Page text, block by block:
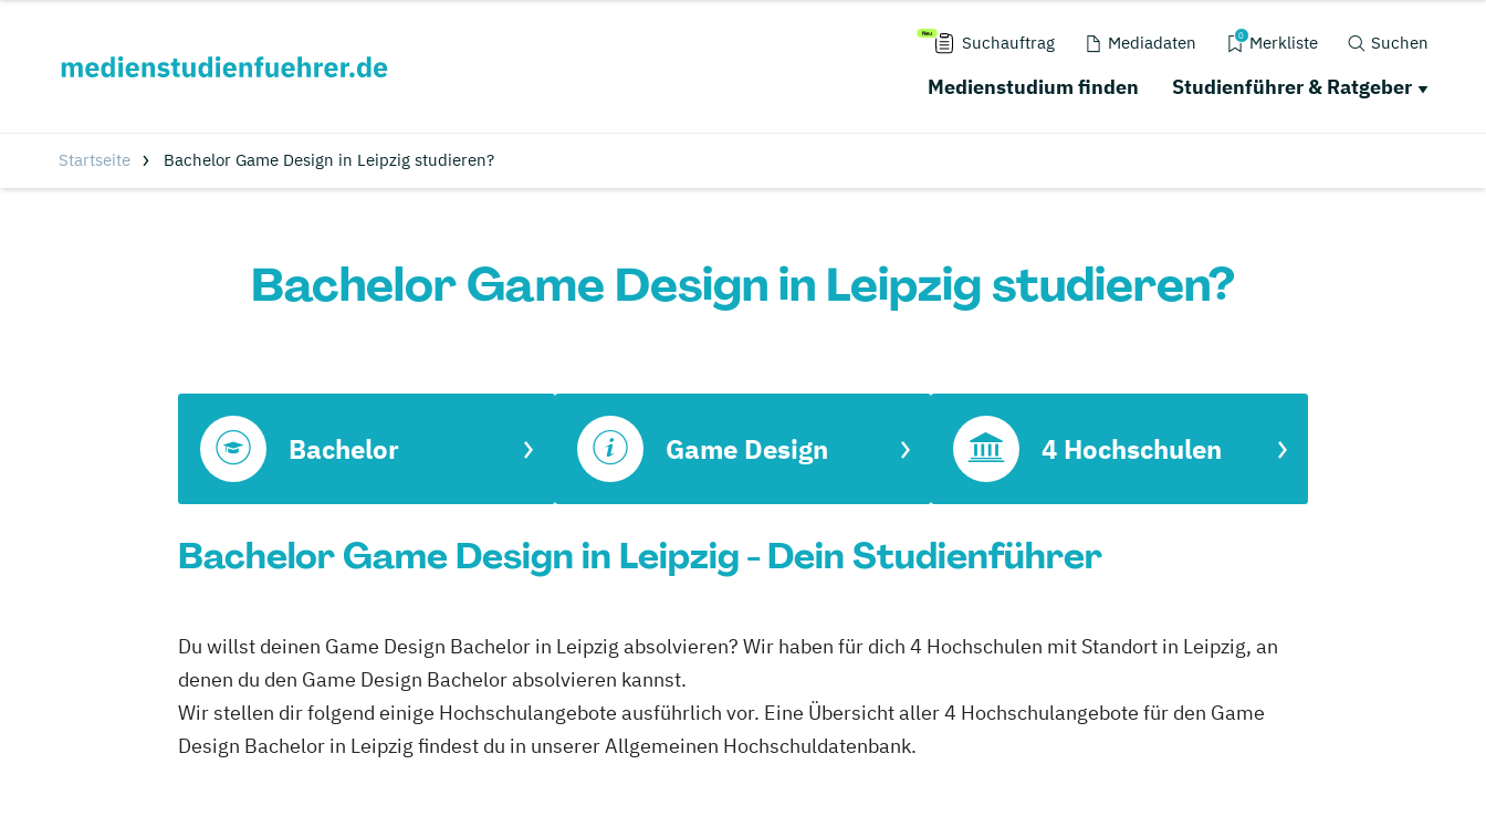
Suchauftrag Mediadaten 0 Merkliste Suchen
Medienstudium finden Studienführer & Ratgeber
Startseite Bachelor Game Design in Leipzig studieren?
Bachelor Game Design in Leipzig studieren?
Bachelor Game Design 4 Hochschulen
Bachelor Game Design in Leipzig - Dein Studienführer
Du willst deinen Game Design Bachelor in Leipzig absolvieren? Wir haben für dich 4 Hochschulen mit Standort in Leipzig, an
denen du den Game Design Bachelor absolvieren kannst.
Wir stellen dir folgend einige Hochschulangebote ausführlich vor. Eine Übersicht aller 4 Hochschulangebote für den Game
Design Bachelor in Leipzig findest du in unserer Allgemeinen Hochschuldatenbank.